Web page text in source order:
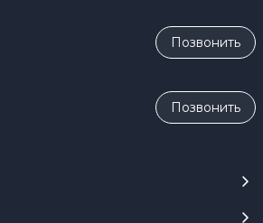
Позвонить
Позвонить